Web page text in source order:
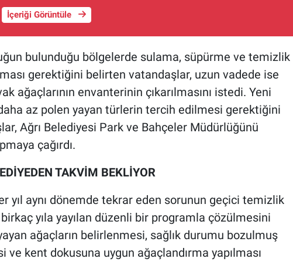
İçeriği Görüntüle
bulunduğu bölgelerde sulama, süpürme ve temizlik
gerektiğini belirten vatandaşlar, uzun vadede ise
ağaçlarının envanterinin çıkarılmasını istedi. Yeni
az polen yayan türlerin tercih edilmesi gerektiğini
Ağrı Belediyesi Park ve Bahçeler Müdürlüğünü
çağırdı.
TAKVİM BEKLİYOR
yıl aynı dönemde tekrar eden sorunun geçici temizlik
yıla yayılan düzenli bir programla çözülmesini
ağaçların belirlenmesi, sağlık durumu bozulmuş
ve kent dokusuna uygun ağaçlandırma yapılması